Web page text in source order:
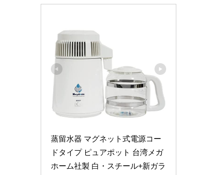
蒸留水器 マグネット式電源コー
ドタイプ ピュアポット 台湾メガ
ホーム社製 白・スチール+新ガラ